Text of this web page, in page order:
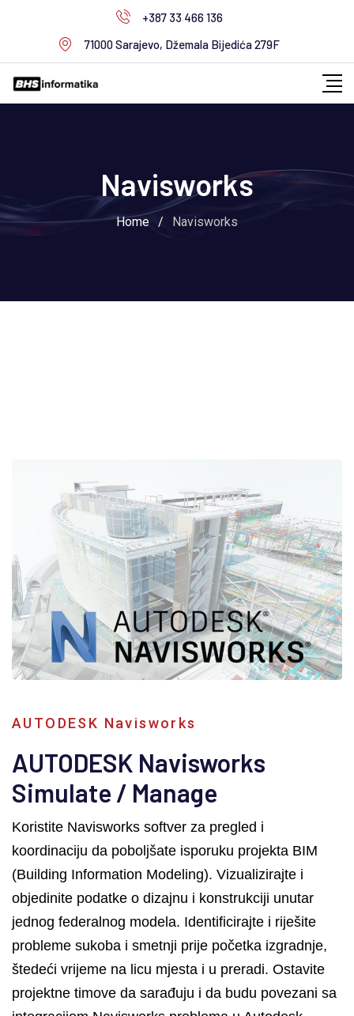
+387 33 466 136
71000 Sarajevo, Džemala Bijedića 279F
Navisworks
Home / Navisworks
AUTODESK Navisworks
AUTODESK Navisworks
Simulate / Manage
Koristite Navisworks softver za pregled i
koordinaciju da poboljšate isporuku projekta BIM
(Building Information Modeling). Vizualizirajte i
objedinite podatke o dizajnu i konstrukciji unutar
jednog federalnog modela. Identificirajte i riješite
probleme sukoba i smetnji prije početka izgradnje,
štedeći vrijeme na licu mjesta i u preradi. Ostavite
projektne timove da sarađuju i da budu povezani sa